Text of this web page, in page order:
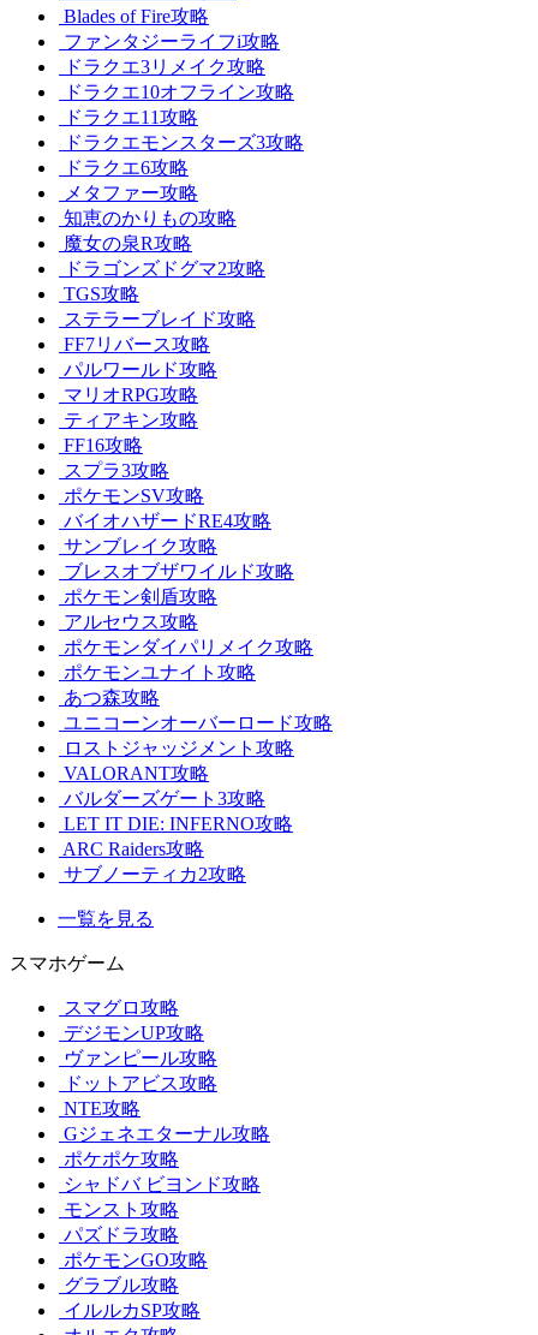
Blades of Fire攻略
ファンタジーライフi攻略
ドラクエ3リメイク攻略
ドラクエ10オフライン攻略
ドラクエ11攻略
ドラクエモンスターズ3攻略
ドラクエ6攻略
メタファー攻略
知恵のかりもの攻略
魔女の泉R攻略
ドラゴンズドグマ2攻略
TGS攻略
ステラーブレイド攻略
FF7リバース攻略
パルワールド攻略
マリオRPG攻略
ティアキン攻略
FF16攻略
スプラ3攻略
ポケモンSV攻略
バイオハザードRE4攻略
サンブレイク攻略
ブレスオブザワイルド攻略
ポケモン剣盾攻略
アルセウス攻略
ポケモンダイパリメイク攻略
ポケモンユナイト攻略
あつ森攻略
ユニコーンオーバーロード攻略
ロストジャッジメント攻略
VALORANT攻略
バルダーズゲート3攻略
LET IT DIE: INFERNO攻略
ARC Raiders攻略
サブノーティカ2攻略
一覧を見る
スマホゲーム
スマグロ攻略
デジモンUP攻略
ヴァンピール攻略
ドットアビス攻略
NTE攻略
Gジェネエターナル攻略
ポケポケ攻略
シャドバ ビヨンド攻略
モンスト攻略
パズドラ攻略
ポケモンGO攻略
グラブル攻略
イルルカSP攻略